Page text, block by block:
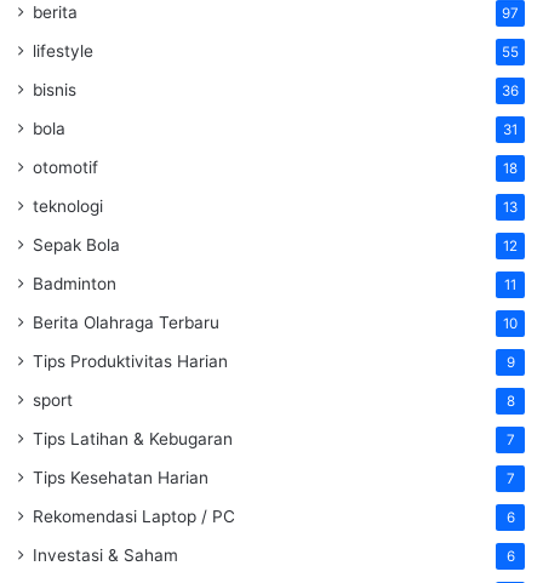
berita 97
lifestyle 55
bisnis 36
bola 31
otomotif 18
teknologi 13
Sepak Bola 12
Badminton 11
Berita Olahraga Terbaru 10
Tips Produktivitas Harian 9
sport 8
Tips Latihan & Kebugaran 7
Tips Kesehatan Harian 7
Rekomendasi Laptop / PC 6
Investasi & Saham 6